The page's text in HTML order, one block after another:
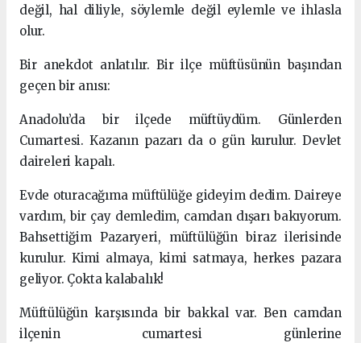
değil, hal diliyle, söylemle değil eylemle ve ihlasla
olur.
Bir anekdot anlatılır. Bir ilçe müftüsünün başından
geçen bir anısı:
Anadolu’da bir ilçede müftüydüm. Günlerden
Cumartesi. Kazanın pazarı da o gün kurulur. Devlet
daireleri kapalı.
Evde oturacağıma müftülüğe gideyim dedim. Daireye
vardım, bir çay demledim, camdan dışarı bakıyorum.
Bahsettiğim Pazaryeri, müftülüğün biraz ilerisinde
kurulur. Kimi almaya, kimi satmaya, herkes pazara
geliyor. Çokta kalabalık!
Müftülüğün karşısında bir bakkal var. Ben camdan
ilçenin cumartesi günlerine